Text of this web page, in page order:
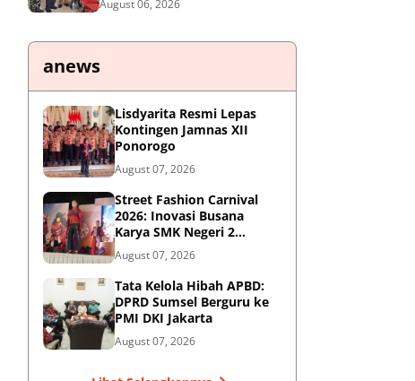
Aceh Utara
August 06, 2026
anews
Lisdyarita Resmi Lepas
Kontingen Jamnas XII
Ponorogo
August 07, 2026
Street Fashion Carnival
2026: Inovasi Busana
Karya SMK Negeri 2
Ponorogo
August 07, 2026
Tata Kelola Hibah APBD:
DPRD Sumsel Berguru ke
PMI DKI Jakarta
August 07, 2026